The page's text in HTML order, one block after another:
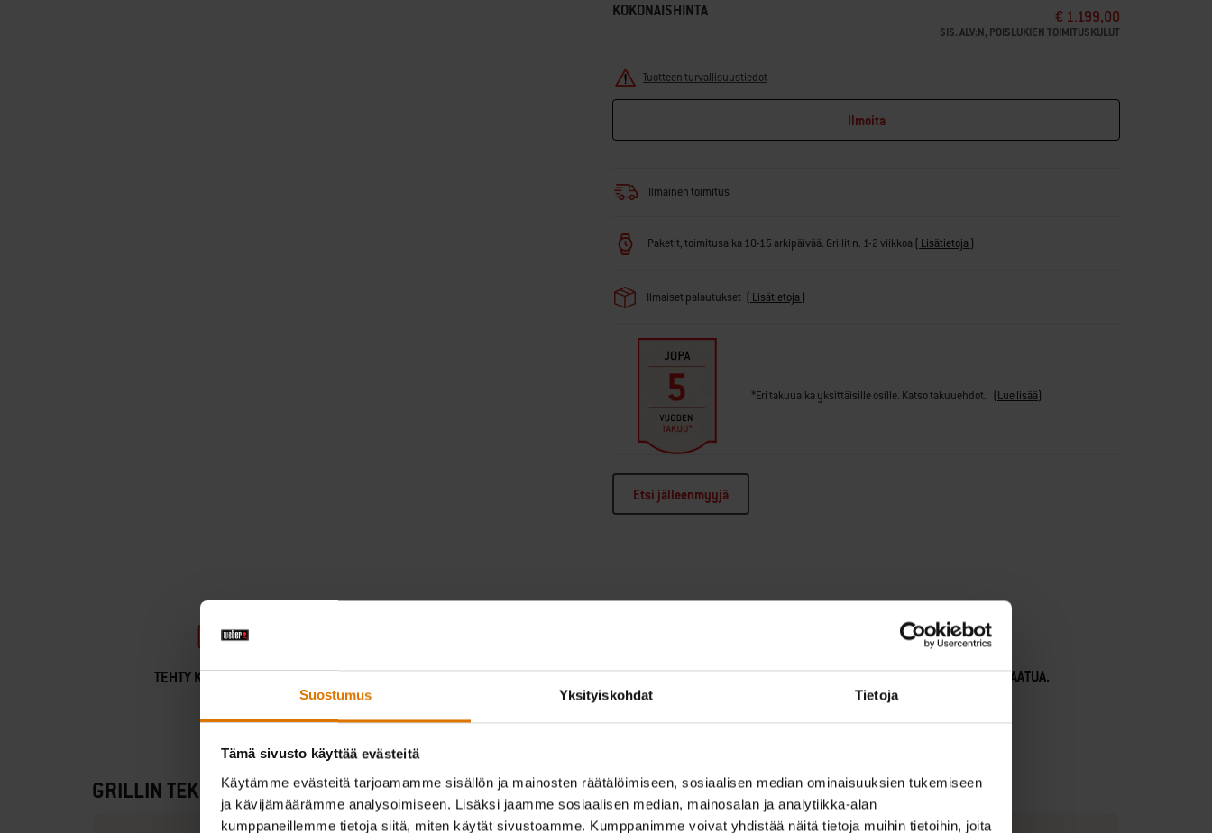
Suostumus Yksityiskohdat Tietoja
Tämä sivusto käyttää evästeitä
Käytämme evästeitä tarjoamamme sisällön ja mainosten räätälöimiseen, sosiaalisen median ominaisuuksien tukemiseen
ja kävijämäärämme analysoimiseen. Lisäksi jaamme sosiaalisen median, mainosalan ja analytiikka-alan
kumppaneillemme tietoja siitä, miten käytät sivustoamme. Kumppanimme voivat yhdistää näitä tietoja muihin tietoihin, joita
KOKONAISHINTA € 1.199,00
SIS. ALV:N, POISLUKIEN TOIMITUSKULUT
Tuotteen turvallisuustiedot
Ilmoita
Ilmainen toimitus
Paketit, toimitusaika 10-15 arkipäivää. Grillit n. 1-2 viikkoa ( Lisätietoja )
Ilmaiset palautukset ( Lisätietoja )
*Eri takuuaika yksittäisille osille. Katso takuuehdot. (Lue lisää)
Etsi jälleenmyyjä
TEHTY KESTÄMÄÄN. TASAISESTI JAKAUTUVA LÄMPÖ. TINKIMÄTÖNTÄ LAATUA.
GRILLIN TEKNISET TIEDOT